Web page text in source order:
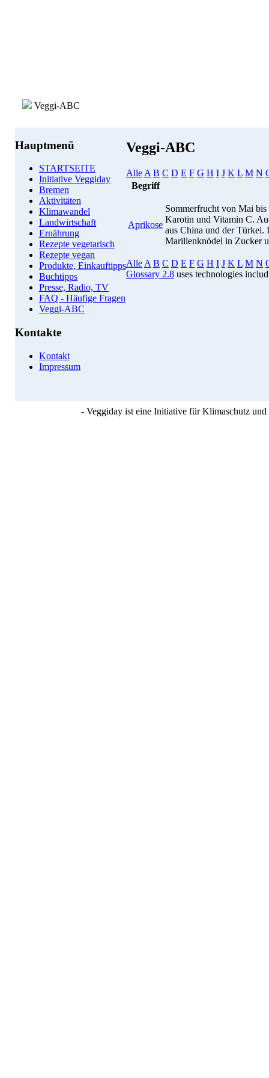
Veggi-ABC
Hauptmenü
STARTSEITE
Initiative Veggiday
Bremen
Aktivitäten
Klimawandel
Landwirtschaft
Ernährung
Rezepte vegetarisch
Rezepte vegan
Produkte, Einkauftipps
Buchtipps
Presse, Radio, TV
FAQ - Häufige Fragen
Veggi-ABC
Kontakte
Kontakt
Impressum
Veggi-ABC
Alle A B C D E F G H I J K L M N
Begriff
Aprikose
Sommerfrucht von Mai
Karotin und Vitamin C.
aus China und der Türkei.
Marillenknödel in Zucker
Alle A B C D E F G H I J K L M N
Glossary 2.8 uses technologies
- Veggiday ist eine Initiative für Klimaschutz